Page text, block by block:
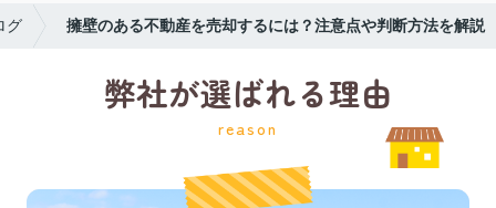
グ 擁壁のある不動産を売却するには？注意点や判断方法を解説
弊社が選ばれる理由
reason